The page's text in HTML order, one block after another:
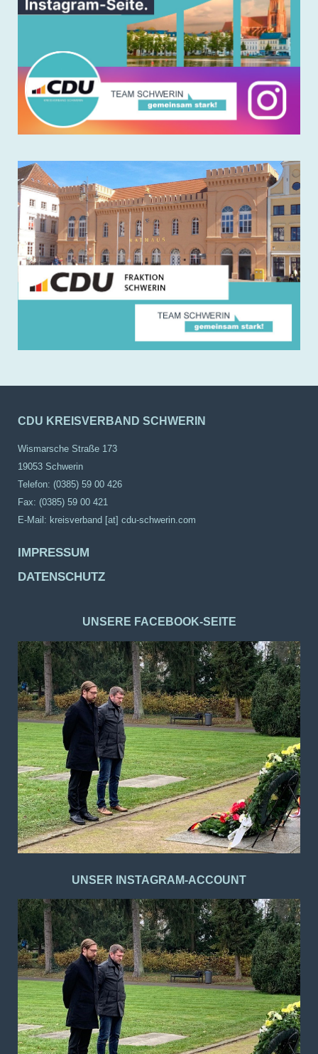
CDU KREISVERBAND SCHWERIN
Wismarsche Straße 173
19053 Schwerin
Telefon: (0385) 59 00 426
Fax: (0385) 59 00 421
E-Mail: kreisverband [at] cdu-schwerin.com
IMPRESSUM
DATENSCHUTZ
UNSERE FACEBOOK-SEITE
UNSER INSTAGRAM-ACCOUNT